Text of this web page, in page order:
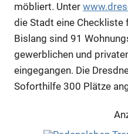
möbliert. Unter
die Stadt eine Checkliste
Bislang sind 91
gewerblichen und
eingegangen. Die
Soforthilfe 300 Plätze